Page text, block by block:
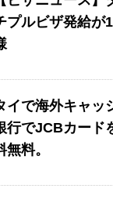
プルビザ発給が
イで海外キャッ
行でJCBカード
無料。